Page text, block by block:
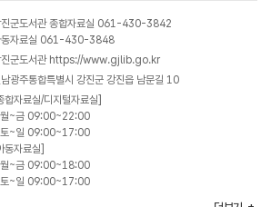
속적으로 기여하고 있다. 도서관은 시대의 변화에
개선하며 이용자들에게 질 높은 자료와 프로그램을
심으로 자리매김하고 있다. 더 나아가, 모든 세대가
간으로서의 역할을 충실히 수행하고 있다.
진군도서관 종합자료실 061-430-3842
동자료실 061-430-3848
군도서관 https://www.gjlib.go.kr
남광주통합특별시 강진군 강진읍 남문길 10
합자료실/디지털자료실]
~금 09:00~22:00
~일 09:00~17:00
동자료실]
~금 09:00~18:00
~일 09:00~17:00